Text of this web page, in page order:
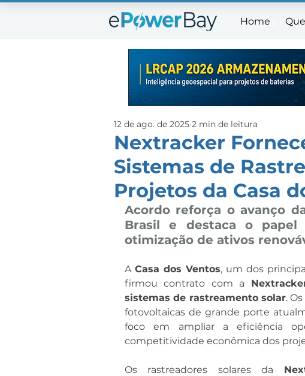
Home
Home
Nextracker
Sistemas de
Projetos da Casa
12 de ago. de 2025 2 min de leitura
Acordo reforça o avanço
Brasil e destaca o papel
otimização de ativos
A Casa dos Ventos, um dos
firmou contrato com a
sistemas de rastreamento solar.
fotovoltaicas de grande porte
foco em ampliar a eficiência
competitividade econômica dos
Os rastreadores solares da